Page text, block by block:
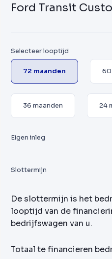
Ford Transit
Selecteer looptijd
72 maanden 60
36 maanden 24
Eigen inleg
Slottermijn
De slottermijn is het
looptijd van de
bedrijfswagen van u.
Totaal te financieren